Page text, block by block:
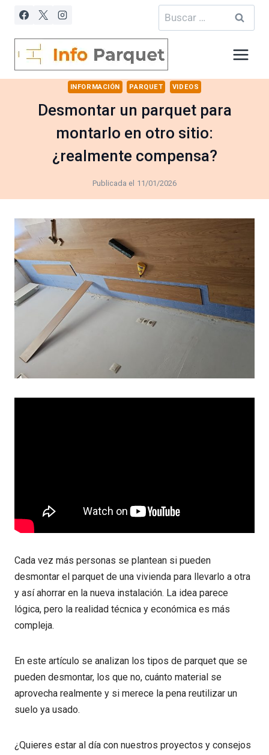
Saltar
contenido
Buscar:
INFORMACIÓN PARQUET VIDEOS
Desmontar un parquet para
montarlo en otro sitio:
¿realmente compensa?
Publicada el 11/01/2026
Cada vez más personas se plantean si pueden
desmontar el parquet de una vivienda para llevarlo a otra
y así ahorrar en la nueva instalación. La idea parece
lógica, pero la realidad técnica y económica es más
compleja.
En este artículo se analizan los tipos de parquet que se
pueden desmontar, los que no, cuánto material se
aprovecha realmente y si merece la pena reutilizar un
suelo ya usado.
¿Quieres estar al día con nuestros proyectos y consejos